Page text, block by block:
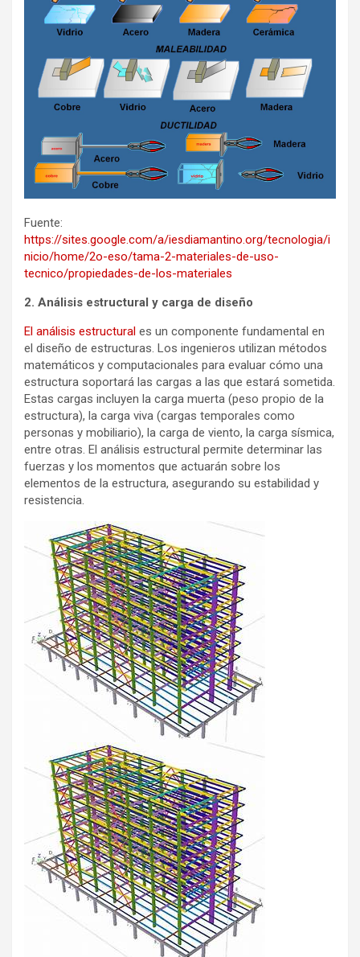
Fuente:
https://sites.google.com/a/iesdiamantino.org/tecnologia/i
nicio/home/2o-eso/tama-2-materiales-de-uso-
tecnico/propiedades-de-los-materiales
2. Análisis estructural y carga de diseño
El análisis estructural es un componente fundamental en
el diseño de estructuras. Los ingenieros utilizan métodos
matemáticos y computacionales para evaluar cómo una
estructura soportará las cargas a las que estará sometida.
Estas cargas incluyen la carga muerta (peso propio de la
estructura), la carga viva (cargas temporales como
personas y mobiliario), la carga de viento, la carga sísmica,
entre otras. El análisis estructural permite determinar las
fuerzas y los momentos que actuarán sobre los
elementos de la estructura, asegurando su estabilidad y
resistencia.